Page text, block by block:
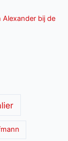
Alexander bij de